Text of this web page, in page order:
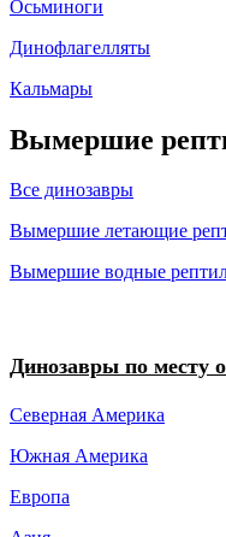
Осьминоги
Динофлагелляты
Кальмары
Вымершие
Все динозавры
Вымершие летающие
Вымершие водные
Динозавры по месту
Северная Америка
Южная Америка
Европа